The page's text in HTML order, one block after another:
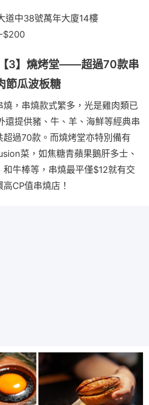
道中38號萬年大廈14樓
$200
3】燒烤堂——超過70款串
節瓜波板糖
燒，串燒款式繁多，光是雞肉類已
還提供豬、牛、羊、海鮮等經典串
超過70款。而燒烤堂亦特別備有
菜，如焦糖青蘋果鵝肝多士、
和牛棒等，串燒最平僅$12就有交
CP值串燒店！